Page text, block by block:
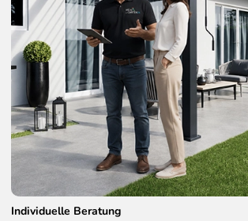
Individuelle Beratung